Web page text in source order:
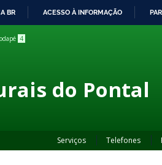
BR ACESSO À INFORMAÇÃO
4
do Pontal
Serviços Telefones